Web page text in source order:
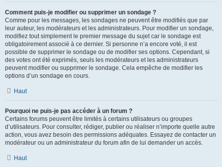
Comment puis-je modifier ou supprimer un sondage ?
Comme pour les messages, les sondages ne peuvent être modifiés que par
leur auteur, les modérateurs et les administrateurs. Pour modifier un sondage,
modifiez tout simplement le premier message du sujet car le sondage est
obligatoirement associé à ce dernier. Si personne n’a encore voté, il est
possible de supprimer le sondage ou de modifier ses options. Cependant, si
des votes ont été exprimés, seuls les modérateurs et les administrateurs
peuvent modifier ou supprimer le sondage. Cela empêche de modifier les
options d’un sondage en cours.
Haut
Pourquoi ne puis-je pas accéder à un forum ?
Certains forums peuvent être limités à certains utilisateurs ou groupes
d’utilisateurs. Pour consulter, rédiger, publier ou réaliser n’importe quelle autre
action, vous avez besoin des permissions adéquates. Essayez de contacter un
modérateur ou un administrateur du forum afin de lui demander un accès.
Haut